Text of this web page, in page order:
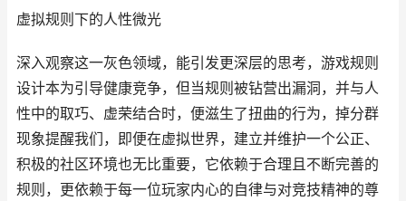
虚拟规则下的人性微光
深入观察这一灰色领域，能引发更深层的思考，游戏规则
设计本为引导健康竞争，但当规则被钻营出漏洞，并与人
性中的取巧、虚荣结合时，便滋生了扭曲的行为，掉分群
现象提醒我们，即便在虚拟世界，建立并维护一个公正、
积极的社区环境也无比重要，它依赖于合理且不断完善的
规则，更依赖于每一位玩家内心的自律与对竞技精神的尊